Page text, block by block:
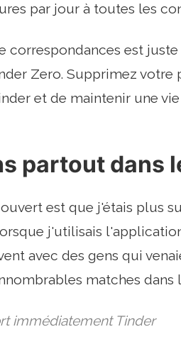
par jour à toutes les
correspondances est
Zero. Supprimez votre
et de maintenir une
partout dans
est que j'étais plus
j'utilisais
avec des gens qui
matches dans
immédiatement Tinder